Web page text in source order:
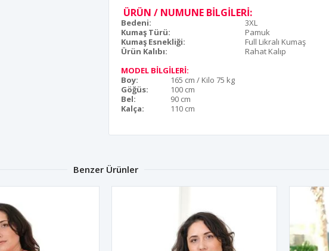
ÜRÜN / NUMUNE BİLGİLERİ:
Bedeni:
3XL
Kumaş Türü:
Pamuk
Kumaş Esnekliği:
Full Likralı Kumaş
Ürün Kalıbı:
Rahat Kalıp
MODEL BİLGİLERİ:
Boy:
165 cm / Kilo 75 kg
Göğüs:
100 cm
Bel:
90 cm
Kalça:
110 cm
Benzer Ürünler